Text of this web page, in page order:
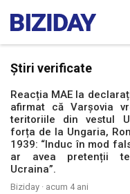
Știri verificate
Reacția MAE la
afirmat că Varșovia
teritoriile din vestul
forța de la Ungaria,
1939: “Induc în mod
ar avea pretenții
Ucraina”.
Biziday · acum 4 ani